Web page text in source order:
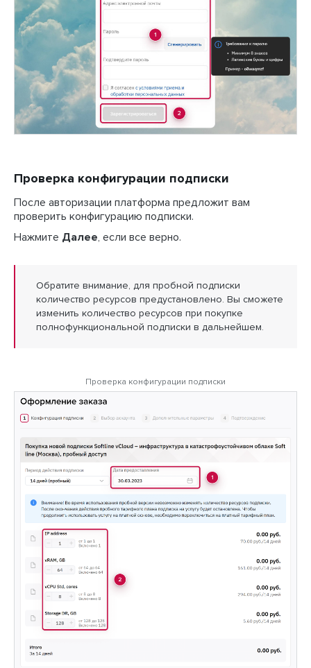
Проверка конфигурации подписки
После авторизации платформа предложит вам
проверить конфигурацию подписки.
Нажмите Далее, если все верно.
Обратите внимание, для пробной подписки
количество ресурсов предустановлено. Вы сможете
изменить количество ресурсов при покупке
полнофункциональной подписки в дальнейшем.
Проверка конфигурации подписки